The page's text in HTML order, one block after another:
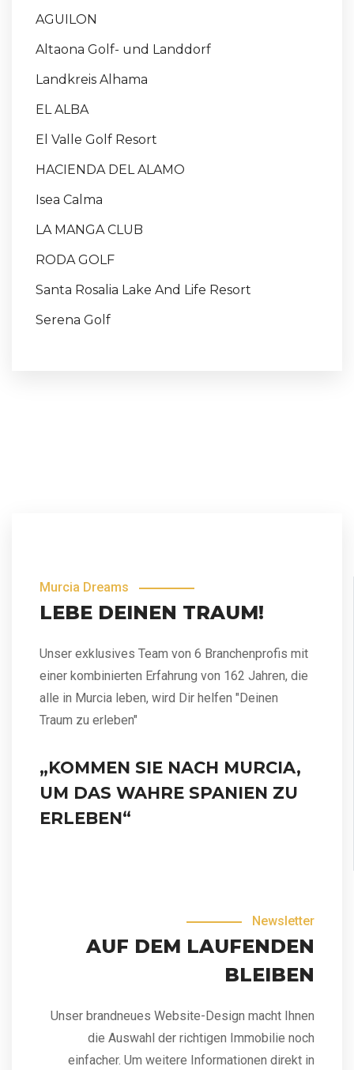
AGUILON
Altaona Golf- und Landdorf
Landkreis Alhama
EL ALBA
El Valle Golf Resort
HACIENDA DEL ALAMO
Isea Calma
LA MANGA CLUB
RODA GOLF
Santa Rosalia Lake And Life Resort
Serena Golf
Murcia Dreams
LEBE DEINEN TRAUM!
Unser exklusives Team von 6 Branchenprofis mit
einer kombinierten Erfahrung von 162 Jahren, die
alle in Murcia leben, wird Dir helfen "Deinen
Traum zu erleben"
„KOMMEN SIE NACH MURCIA,
UM DAS WAHRE SPANIEN ZU
ERLEBEN“
Newsletter
AUF DEM LAUFENDEN
BLEIBEN
Unser brandneues Website-Design macht Ihnen
die Auswahl der richtigen Immobilie noch
einfacher. Um weitere Informationen direkt in